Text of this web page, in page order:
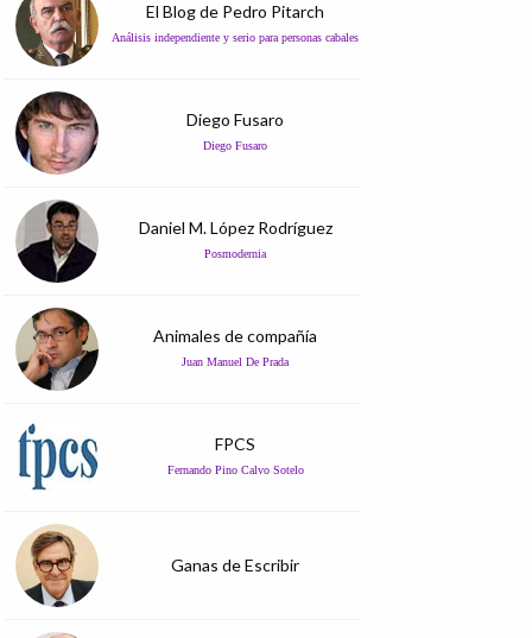
El Blog de Pedro Pitarch
Análisis independiente y serio para personas cabales
Diego Fusaro
Diego Fusaro
Daniel M. López Rodríguez
Posmodernia
Animales de compañía
Juan Manuel De Prada
FPCS
Fernando Pino Calvo Sotelo
Ganas de Escribir